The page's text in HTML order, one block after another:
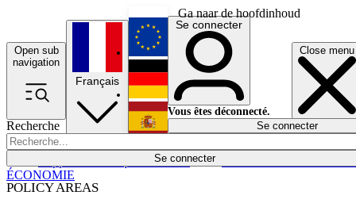
Ga naar de hoofdinhoud
Open sub
navigation
Close menu
Recherche
Se connecter
POLICY AREAS
Économie
Français
English
Deutsch
Español
Se connecter
Vous êtes déconnecté.
Se connecter
ÉCONOMIE